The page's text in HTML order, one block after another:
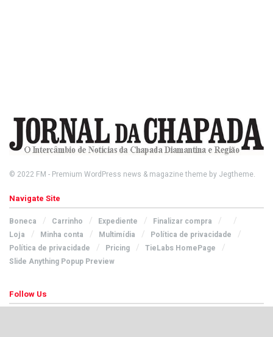
© 2022 FM - Premium WordPress news & magazine theme by Jegtheme.
Navigate Site
Boneca Carrinho Expediente
Finalizar compra
Loja
Minha conta Multimídia
Política de privacidade
Política de privacidade
Pricing
TieLabs HomePage
Slide Anything Popup Preview
Follow Us